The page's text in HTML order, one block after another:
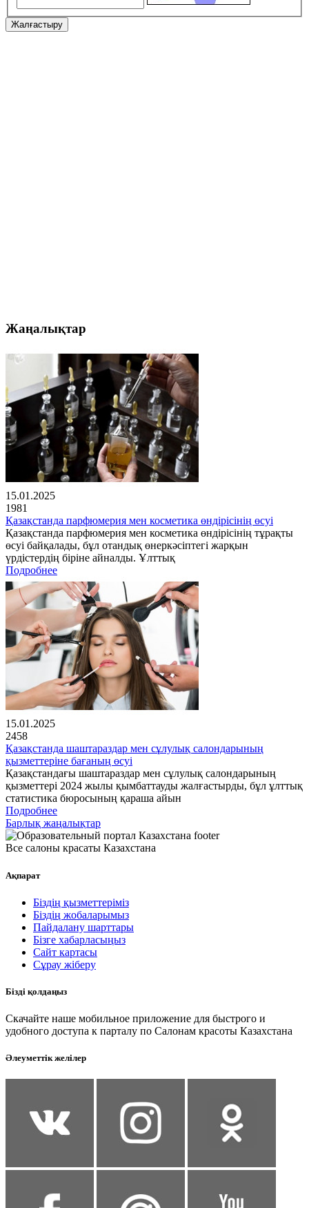
Жалғастыру
Жаңалықтар
15.01.2025
1981
Қазақстанда парфюмерия мен косметика өндірісінің өсуі
Қазақстанда парфюмерия мен косметика өндірісінің тұрақты
өсуі байқалады, бұл отандық өнеркәсіптегі жарқын
үрдістердің біріне айналды. Ұлттық
Подробнее
15.01.2025
2458
Қазақстанда шаштараздар мен сұлулық салондарының
қызметтеріне бағаның өсуі
Қазақстандағы шаштараздар мен сұлулық салондарының
қызметтері 2024 жылы қымбаттауды жалғастырды, бұл ұлттық
статистика бюросының қараша айын
Подробнее
Барлық жаңалықтар
Все салоны красаты Казахстана
Ақпарат
Біздің қызметтеріміз
Біздің жобаларымыз
Пайдалану шарттары
Бізге хабарласыңыз
Сайт картасы
Сұрау жіберу
Бізді қолдаңыз
Скачайте наше мобильное приложение для быстрого и
удобного доступа к парталу по Салонам красоты Казахстана
Әлеуметтік желілер